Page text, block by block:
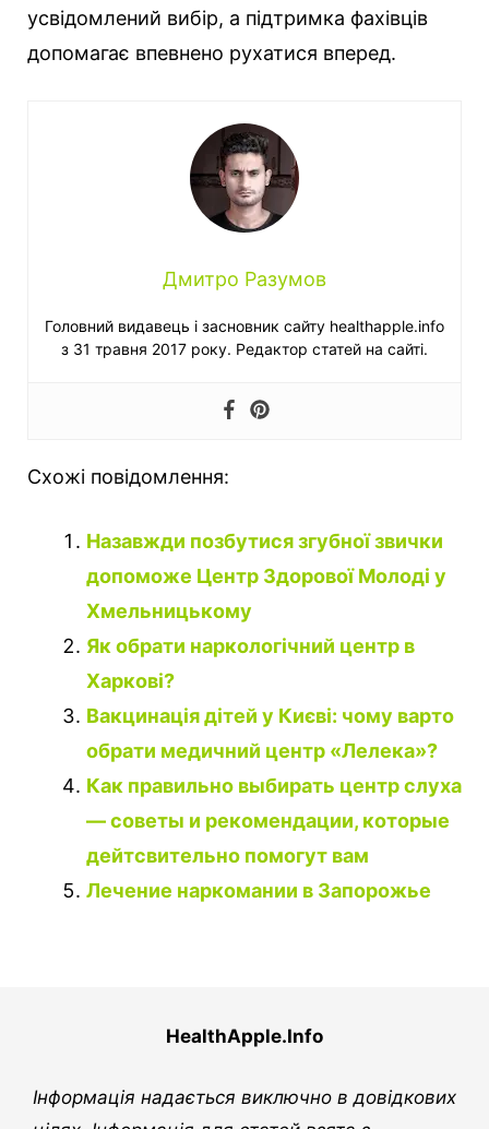
усвідомлений вибір, а підтримка фахівців
допомагає впевнено рухатися вперед.
Дмитро Разумов
Головний видавець і засновник сайту healthapple.info
з 31 травня 2017 року. Редактор статей на сайті.
Схожі повідомлення:
Назавжди позбутися згубної звички
допоможе Центр Здорової Молоді у
Хмельницькому
Як обрати наркологічний центр в
Харкові?
Вакцинація дітей у Києві: чому варто
обрати медичний центр «Лелека»?
Как правильно выбирать центр слуха
— советы и рекомендации, которые
дейтсвительно помогут вам
Лечение наркомании в Запорожье
HealthApple.Info
Інформація надається виключно в довідкових